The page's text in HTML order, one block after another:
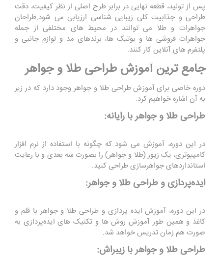
پس از تولید، قطعه نهایی در برابر طرح اصلی از نظر کیفیت، دقت
طراحی و جذابیت کلی زیبایی شناسی ارزیابی می شود.طراحان
جواهرات و طلا می توانند در محیط های مختلفی از جمله
جواهرات فروشی ها و بوتیک ها، برندهای مد و لوازم جانبی و
پلتفرم های آنلاین کار کنند.
جامع ترین آموزش طراحی طلا و جواهر
دوره خاصی برای آموزش طراحی طلا و جواهر وجود دارد که در زیر
به آن اشاره خواهیم کرد.
طراحی طلا و جواهر با رایانه:
در این دوره، آموزش می ‌شود که چگونه با استفاده از نرم‌ افزار
کامپیوتری، یک زیور (طلا و جواهر) را بصورت سه بعدی و با رعایت
استاندارد‌های جواهرسازی طراحی کنید.
ایده‌پردازی و طراحی طلا و جواهر:
در این دوره، آموزش ایده‌ پردازی و طراحی طلا و جواهر با قلم و
کاغذ و همین طور آموزش روش ‌ها و تکنیک‌ های ایده‌پردازی به
صورت هم ‌زمان تدریس خواهد شد.
طراحی طلا و جواهر با زیبراش: